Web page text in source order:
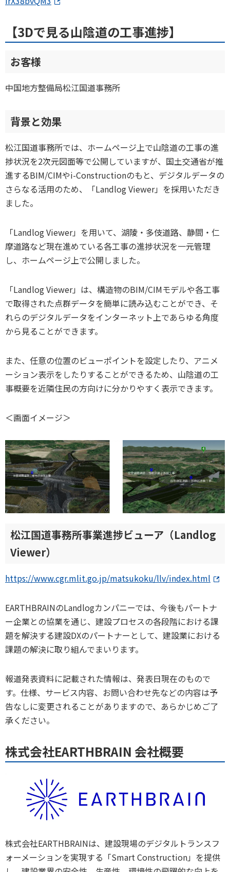
【3Dで見る山陰道の工事進捗】
お客様
中国地方整備局松江国道事務所
背景と効果
松江国道事務所では、ホームページ上で山陰道の工事の進
捗状況を2次元図面等で公開していますが、国土交通省が推
進するBIM/CIMやi-Constructionのもと、デジタルデータの
さらなる活用のため、「Landlog Viewer」を採用いただき
ました。
「Landlog Viewer」を用いて、湖陵・多伎道路、静間・仁
摩道路など現在進めている各工事の進捗状況を一元管理
し、ホームページ上で公開しました。
「Landlog Viewer」は、構造物のBIM/CIMモデルや各工事
で取得された点群データを簡単に読み込むことができ、そ
れらのデジタルデータをインターネット上であらゆる角度
から見ることができます。
また、任意の位置のビューポイントを設定したり、アニメ
ーション表示をしたりすることができるため、山陰道の工
事概要を近隣住民の方向けに分かりやすく表示できます。
＜画面イメージ＞
松江国道事務所事業進捗ビューア（Landlog
Viewer）
https://www.cgr.mlit.go.jp/matsukoku/llv/index.html
EARTHBRAINのLandlogカンパニーでは、今後もパートナ
ー企業との協業を通じ、建設プロセスの各段階における課
題を解決する建設DXのパートナーとして、建設業における
課題の解決に取り組んでまいります。
報道発表資料に記載された情報は、発表日現在のもので
す。仕様、サービス内容、お問い合わせ先などの内容は予
告なしに変更されることがありますので、あらかじめご了
承ください。
株式会社EARTHBRAIN 会社概要
株式会社EARTHBRAINは、建設現場のデジタルトランスフ
ォーメーションを実現する「Smart Construction」を提供